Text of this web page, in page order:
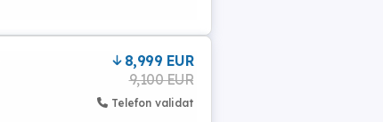
8,999 EUR
9,100 EUR
Telefon validat